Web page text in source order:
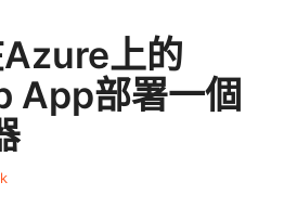
上的
App部署一個